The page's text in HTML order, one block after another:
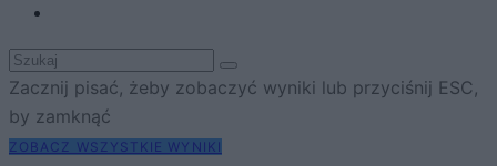
Zacznij pisać, żeby zobaczyć wyniki lub przyciśnij ESC,
by zamknąć
ZOBACZ WSZYSTKIE WYNIKI